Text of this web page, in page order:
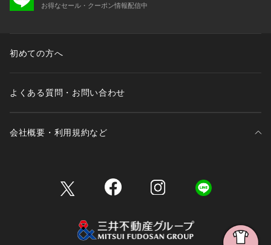
お得なセール・クーポン情報配信中
初めての方へ
よくある質問・お問い合わせ
会社概要・利用規約など